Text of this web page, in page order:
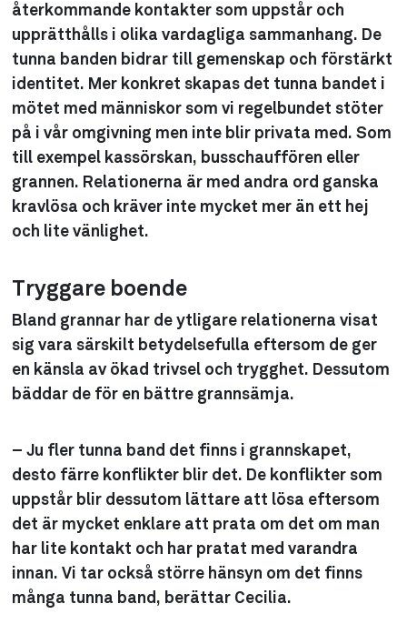
återkommande kontakter som uppstår och
upprätthålls i olika vardagliga sammanhang. De
tunna banden bidrar till gemenskap och förstärkt
identitet. Mer konkret skapas det tunna bandet i
mötet med människor som vi regelbundet stöter
på i vår omgivning men inte blir privata med. Som
till exempel kassörskan, busschauffören eller
grannen. Relationerna är med andra ord ganska
kravlösa och kräver inte mycket mer än ett hej
och lite vänlighet.
Tryggare boende
Bland grannar har de ytligare relationerna visat
sig vara särskilt betydelsefulla eftersom de ger
en känsla av ökad trivsel och trygghet. Dessutom
bäddar de för en bättre grannsämja.
– Ju fler tunna band det finns i grannskapet,
desto färre konflikter blir det. De konflikter som
uppstår blir dessutom lättare att lösa eftersom
det är mycket enklare att prata om det om man
har lite kontakt och har pratat med varandra
innan. Vi tar också större hänsyn om det finns
många tunna band, berättar Cecilia.